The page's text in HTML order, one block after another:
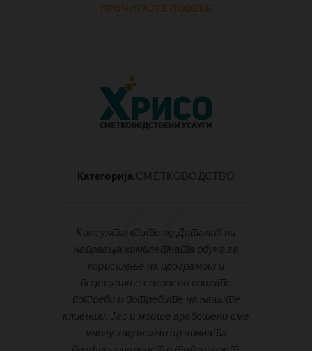
ПРОЧИТАЈТЕ ПОВЕЌЕ
Категорија:СМЕТКОВОДСТВО
Консултантите од Даталаб ни
направија комплетната обука за
користење на програмот и
подесување согласно нашите
потреби и потребите на нашите
клиенти. Јас и моите вработени сме
многу задоволни од нивната